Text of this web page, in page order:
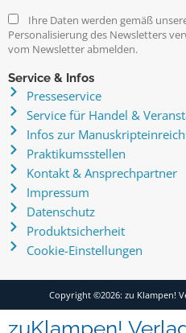
Ihre Daten werden gemäß
Personalisierung des Newsletters
vom Newsletter abmelden.
Service & Infos
Presseservice
Service für Handel &
Infos zur
Praktikumsstellen
Kontakt & Ansprechpartner
Impressum
Datenschutz
Produktsicherheit
Cookie-Einstellungen
Copyright ©2026: zu Klampen!